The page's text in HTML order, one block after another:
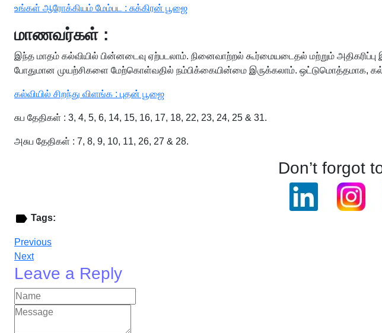
உங்கள் ஆரோக்கியம் மேம்பட : சுக்கிரன் பூஜை
மாணவர்கள் :
இந்த மாதம் கல்வியில் பின்னடைவு ஏற்படலாம். நினைவாற்றல் கூர்மையடைதல் மற்றும்
போதுமான முயற்சிகளை மேற்கொள்வதில் நம்பிக்கையின்மை இருக்கலாம். ஒட்டுமொத்தமாக,
கல்வியில் சிறந்து விளங்க : புதன் பூஜை
சுப தேதிகள் : 3, 4, 5, 6, 14, 15, 16, 17, 18, 22, 23, 24, 25 & 31.
அசுப தேதிகள் : 7, 8, 9, 10, 11, 26, 27 & 28.
Don’t forgot
Tags:
Previous
Next
Leave a Reply